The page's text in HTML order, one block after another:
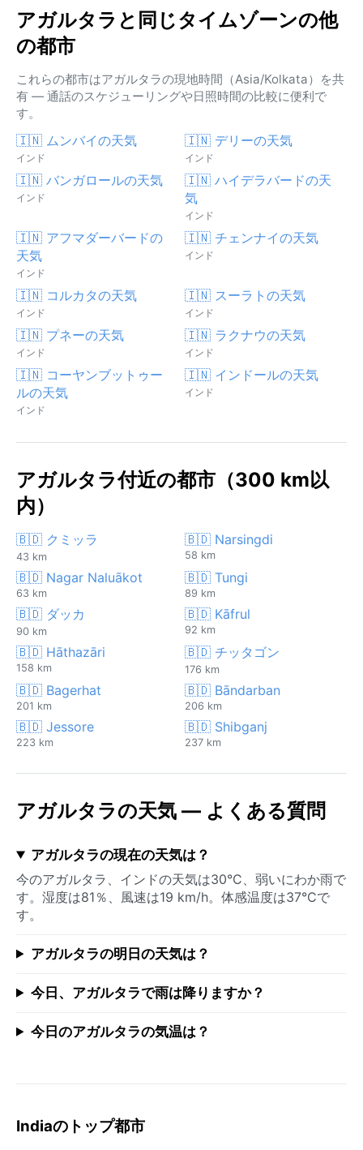
アガルタラと同じタイムゾーンの他
の都市
これらの都市はアガルタラの現地時間（Asia/Kolkata）を共
有 — 通話のスケジューリングや日照時間の比較に便利で
す。
🇮🇳 ムンバイの天気
インド
🇮🇳 デリーの天気
インド
🇮🇳 バンガロールの天気
インド
🇮🇳 ハイデラバードの天
気
インド
🇮🇳 アフマダーバードの
天気
インド
🇮🇳 チェンナイの天気
インド
🇮🇳 コルカタの天気
インド
🇮🇳 スーラトの天気
インド
🇮🇳 プネーの天気
インド
🇮🇳 ラクナウの天気
インド
🇮🇳 コーヤンブットゥー
ルの天気
インド
🇮🇳 インドールの天気
インド
アガルタラ付近の都市（300 km以
内）
🇧🇩 クミッラ
43 km
🇧🇩 Narsingdi
58 km
🇧🇩 Nagar Naluākot
63 km
🇧🇩 Tungi
89 km
🇧🇩 ダッカ
90 km
🇧🇩 Kāfrul
92 km
🇧🇩 Hāthazāri
158 km
🇧🇩 チッタゴン
176 km
🇧🇩 Bagerhat
201 km
🇧🇩 Bāndarban
206 km
🇧🇩 Jessore
223 km
🇧🇩 Shibganj
237 km
アガルタラの天気 — よくある質問
アガルタラの現在の天気は？
今のアガルタラ、インドの天気は30°C、弱いにわか雨で
す。湿度は81％、風速は19 km/h。体感温度は37°Cで
す。
アガルタラの明日の天気は？
今日、アガルタラで雨は降りますか？
今日のアガルタラの気温は？
Indiaのトップ都市